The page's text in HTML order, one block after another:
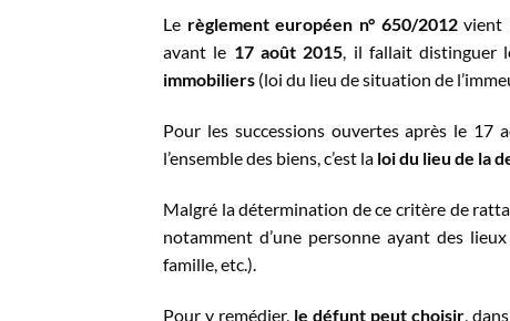
Le règlement européen n° 650/2012vient
avant le 17 août 2015, il fallait distinguer
immobiliers (loi du lieu de situation de
Pour les successions ouvertes après le 17
l’ensemble des biens, c’est la loi du lieu de la
Malgré la détermination de ce critère de
notamment d’une personne ayant des
famille, etc.).
Pour y remédier, le défunt peut choisir ,